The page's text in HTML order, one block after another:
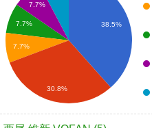
38.5%
7.7%
7.7%
7.7%
30.8%